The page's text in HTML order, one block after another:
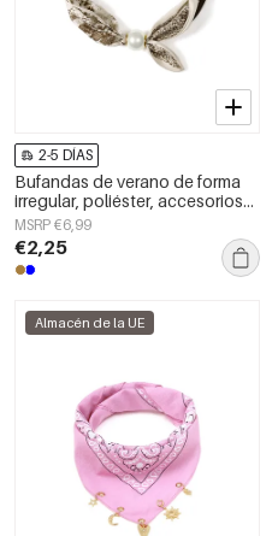
2-5 DÍAS
Bufandas de verano de forma
irregular, poliéster, accesorios
diarios
MSRP €6,99
€2,25
Almacén de la UE